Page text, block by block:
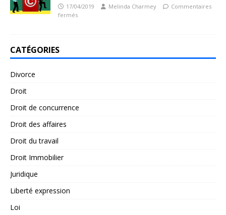
17/04/2019 Melinda Charmey
Commentaires
fermés
CATÉGORIES
Divorce
Droit
Droit de concurrence
Droit des affaires
Droit du travail
Droit Immobilier
Juridique
Liberté expression
Loi